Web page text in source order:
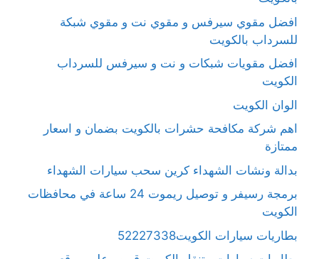
افضل مقوي سيرفس و مقوي نت و مقوي شبكة
للسرداب بالكويت
افضل مقويات شبكات و نت و سيرفس للسرداب
الكويت
الوان الكويت
اهم شركة مكافحة حشرات بالكويت بضمان و اسعار
ممتازة
بدالة ونشات الشهداء كرين سحب سيارات الشهداء
برمجة رسيفر و توصيل ريموت 24 ساعة في محافظات
الكويت
بطاريات سيارات الكويت52227338